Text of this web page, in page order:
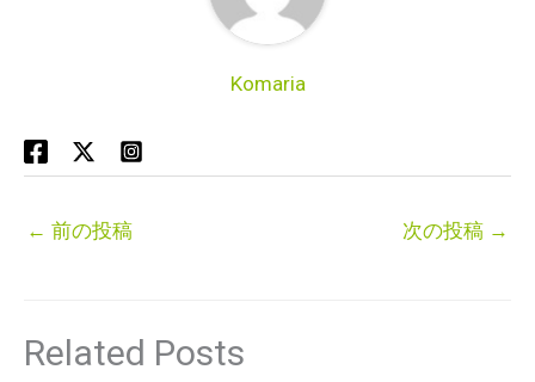
Komaria
← 前の投稿 次の投稿 →
Related Posts